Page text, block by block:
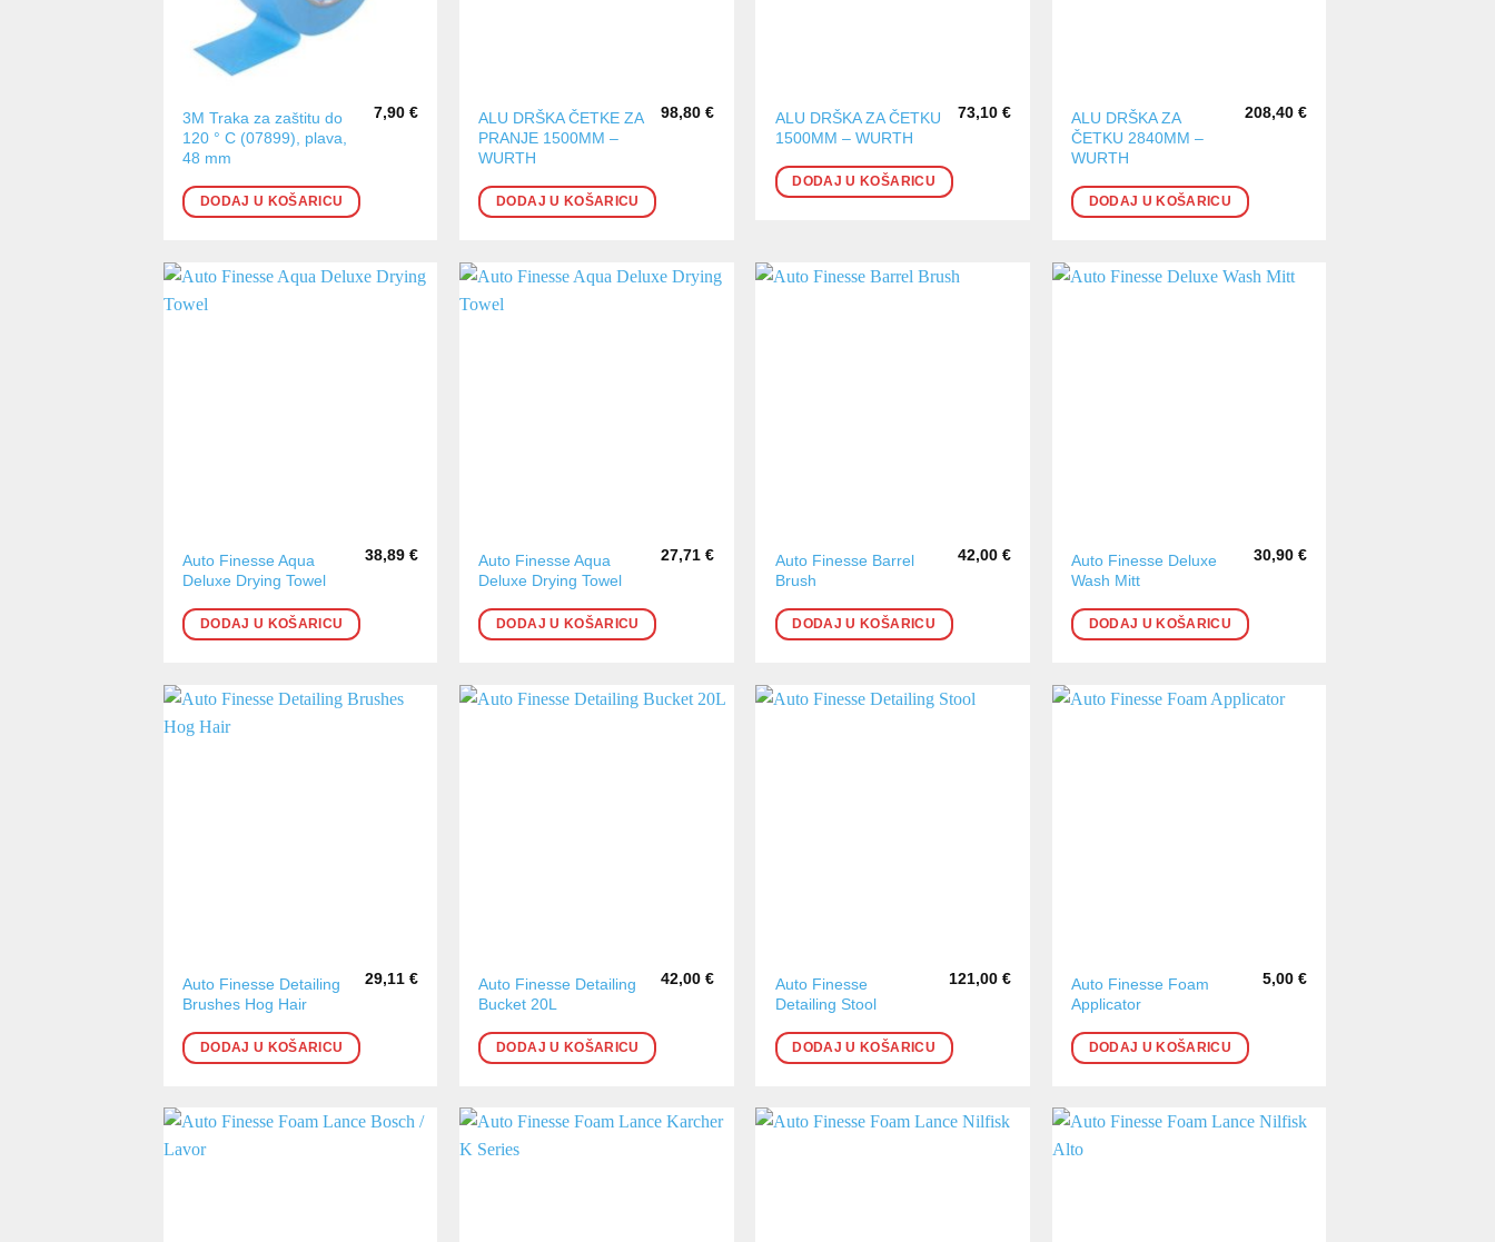
3M Traka za zaštitu do
120 ° C (07899), plava,
48 mm
7,90€
DODAJ U KOŠARICU
ALU DRŠKA ČETKE ZA
PRANJE 1500MM –
WURTH
98,80€
DODAJ U KOŠARICU
ALU DRŠKA ZA ČETKU
1500MM – WURTH
73,10 €
DODAJ U KOŠARICU
ALU DRŠKA ZA
ČETKU 2840MM –
WURTH
208,40 €
DODAJ U KOŠARICU
Auto Finesse Aqua
Deluxe Drying Towel
38,89€
DODAJ U KOŠARICU
Auto Finesse Aqua
Deluxe Drying Towel
27,71€
DODAJ U KOŠARICU
Auto Finesse Barrel
Brush
42,00 €
DODAJ U KOŠARICU
Auto Finesse Deluxe
Wash Mitt
30,90 €
DODAJ U KOŠARICU
Auto Finesse Detailing
Brushes Hog Hair
29,11€
DODAJ U KOŠARICU
Auto Finesse Detailing
Bucket 20L
42,00€
DODAJ U KOŠARICU
Auto Finesse
Detailing Stool
121,00 €
DODAJ U KOŠARICU
Auto Finesse Foam
Applicator
5,00 €
DODAJ U KOŠARICU